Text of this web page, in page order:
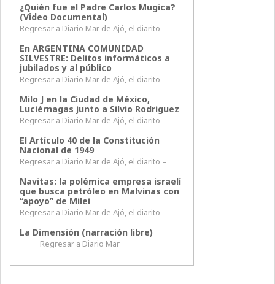
¿Quién fue el Padre Carlos Mugica?
(Video Documental)
Regresar a Diario Mar de Ajó, el diarito –
En ARGENTINA COMUNIDAD
SILVESTRE: Delitos informáticos a
jubilados y al público
Regresar a Diario Mar de Ajó, el diarito –
Milo J en la Ciudad de México,
Luciérnagas junto a Silvio Rodriguez
Regresar a Diario Mar de Ajó, el diarito –
El Artículo 40 de la Constitución
Nacional de 1949
Regresar a Diario Mar de Ajó, el diarito –
Navitas: la polémica empresa israelí
que busca petróleo en Malvinas con
“apoyo” de Milei
Regresar a Diario Mar de Ajó, el diarito –
La Dimensión (narración libre)
Regresar a Diario Mar